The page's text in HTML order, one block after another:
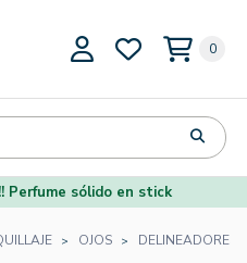
0
Perfume sólido en stick
OJOS DELINEADORES